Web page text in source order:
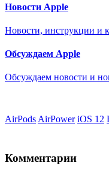
Новости Apple
Новости, инструкции и
Обсуждаем Apple
Обсуждаем новости и
AirPodsAirPower iOS 12
Комментарии